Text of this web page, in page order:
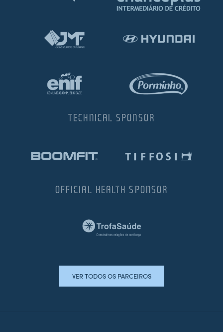
TECHNICAL SPONSOR
OFFICIAL HEALTH SPONSOR
VER TODOS OS PARCEIROS